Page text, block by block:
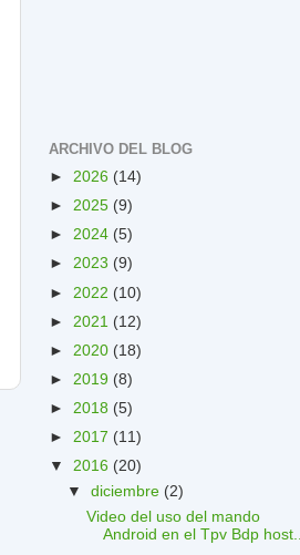
ARCHIVO DEL BLOG
► 2026 (14)
► 2025 (9)
► 2024 (5)
► 2023 (9)
► 2022 (10)
► 2021 (12)
► 2020 (18)
► 2019 (8)
► 2018 (5)
► 2017 (11)
▼ 2016 (20)
▼diciembre (2)
Video del uso del mando
Android en el Tpv Bdp host...